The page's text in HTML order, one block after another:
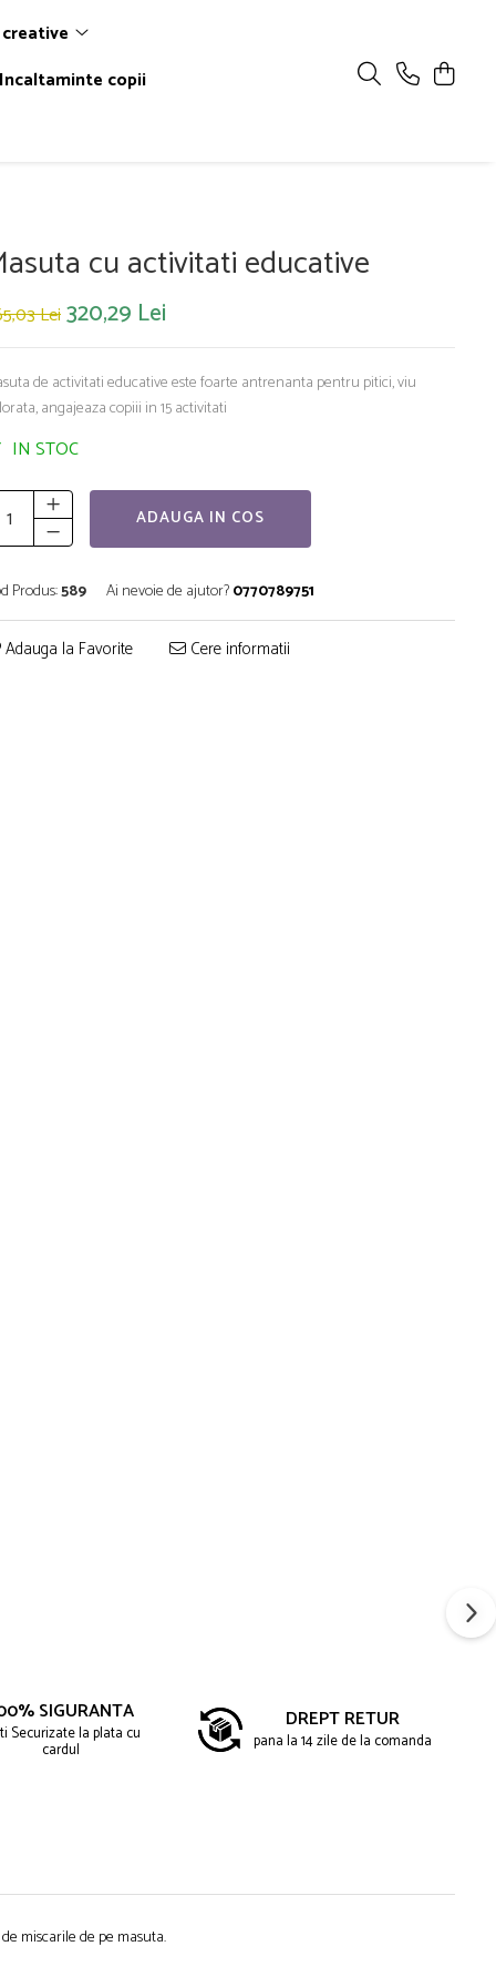
copii
cu activitati educative
Lei320,29 Lei
de activitati educative este foarte antrenanta pentru pitici, viu
angajeaza copiii in 15 activitati
IN STOC
ADAUGA IN COS
Produs:589 Ai nevoie de ajutor?0770789751
Adauga la Favorite Cere informatii
SIGURANTA
Securizate la plata cu
cardul
DREPT RETUR
pana la 14 zile de la comanda
miscarile de pe masuta.